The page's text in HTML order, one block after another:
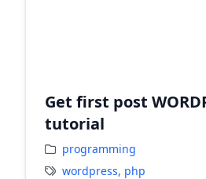
Get first post
tutorial
programming
wordpress, php